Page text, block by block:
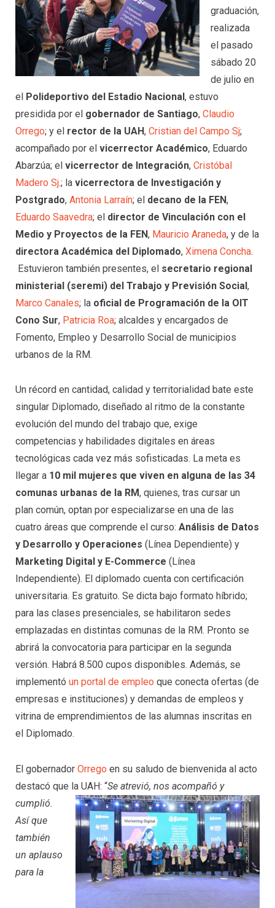
graduación,
realizada
el pasado
sábado 20
de julio en
el Polideportivo del Estadio Nacional, estuvo
presidida por el gobernador de Santiago, Claudio
Orrego; y el rector de la UAH, Cristian del Campo Sj;
acompañado por el vicerrector Académico, Eduardo
Abarzúa; el vicerrector de Integración, Cristóbal
Madero Sj.; la vicerrectora de Investigación y
Postgrado, Antonia Larraín; el decano de la FEN,
Eduardo Saavedra; el director de Vinculación con el
Medio y Proyectos de la FEN, Mauricio Araneda, y de la
directora Académica del Diplomado, Ximena Concha.
Estuvieron también presentes, el secretario regional
ministerial (seremi) del Trabajo y Previsión Social,
Marco Canales; la oficial de Programación de la OIT
Cono Sur, Patricia Roa; alcaldes y encargados de
Fomento, Empleo y Desarrollo Social de municipios
urbanos de la RM.
Un récord en cantidad, calidad y territorialidad bate este
singular Diplomado, diseñado al ritmo de la constante
evolución del mundo del trabajo que, exige
competencias y habilidades digitales en áreas
tecnológicas cada vez más sofisticadas. La meta es
llegar a 10 mil mujeres que viven en alguna de las 34
comunas urbanas de la RM, quienes, tras cursar un
plan común, optan por especializarse en una de las
cuatro áreas que comprende el curso: Análisis de Datos
y Desarrollo y Operaciones (Línea Dependiente) y
Marketing Digital y E-Commerce (Línea
Independiente). El diplomado cuenta con certificación
universitaria. Es gratuito. Se dicta bajo formato híbrido;
para las clases presenciales, se habilitaron sedes
emplazadas en distintas comunas de la RM. Pronto se
abrirá la convocatoria para participar en la segunda
versión. Habrá 8.500 cupos disponibles. Además, se
implementó un portal de empleo que conecta ofertas (de
empresas e instituciones) y demandas de empleos y
vitrina de emprendimientos de las alumnas inscritas en
el Diplomado.
El gobernador Orrego en su saludo de bienvenida al acto
destacó que la UAH: “Se atrevió, nos acompañó y
cumplió.
Así que
también
un aplauso
para la